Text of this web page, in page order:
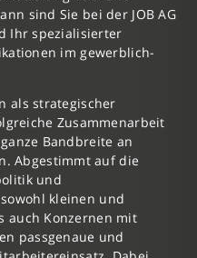
sind Sie bei der JOB AG
Ihr spezialisierter
im gewerblich-
als strategischer
Zusammenarbeit
Bandbreite an
Abgestimmt auf die
und
kleinen und
auch Konzernen mit
passgenaue und